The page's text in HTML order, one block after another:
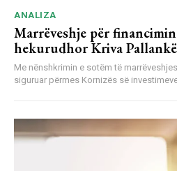
ANALIZA
Marrëveshje për
hekurudhor Kriva
Me nënshkrimin e sotëm të
siguruar përmes Kornizës së